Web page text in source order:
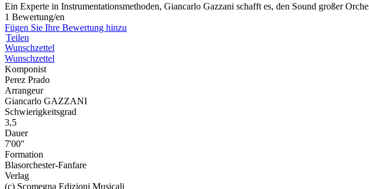
Ein Experte in Instrumentationsmethoden, Giancarlo Gazzani schafft es, den Sound großer
1 Bewertung/en
Fügen Sie Ihre Bewertung hinzu
Teilen
Wunschzettel
Wunschzettel
Komponist
Perez Prado
Arrangeur
Giancarlo GAZZANI
Schwierigkeitsgrad
3,5
Dauer
7'00''
Formation
Blasorchester-Fanfare
Verlag
(c) Scomegna Edizioni Musicali